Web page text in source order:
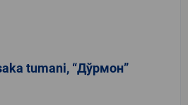
tumani, “Дўрмон”